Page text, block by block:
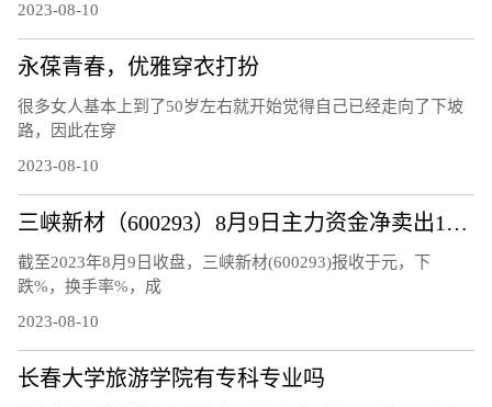
2023-08-10
永葆青春，优雅穿衣打扮
很多女人基本上到了50岁左右就开始觉得自己已经走向了下坡
路，因此在穿
2023-08-10
三峡新材（600293）8月9日主力资金净卖出120.48万元
截至2023年8月9日收盘，三峡新材(600293)报收于元，下
跌%，换手率%，成
2023-08-10
长春大学旅游学院有专科专业吗